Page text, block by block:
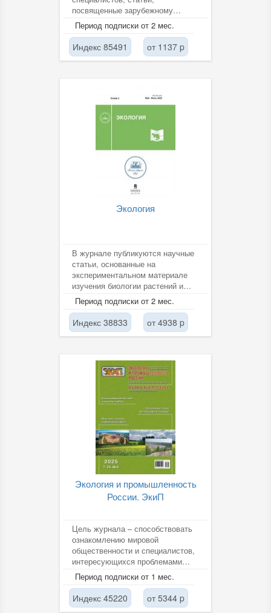
посвященные зарубежному
опыту. Рассматриваются
проблемы правового...
Период подписки от 2 мес.
Индекс 85491 от 1137 p
Экология
В журнале публикуются научные
статьи, основанные на
экспериментальном материале
изучения биологии растений и
животных, сохранения и
восстановления...
Период подписки от 2 мес.
Индекс 38833 от 4938 p
Экология и промышленность
России. ЭкиП
Цель журнала – способствовать
ознакомлению мировой
общественности и специалистов,
интересующихся проблемами
защиты окружающей среды, с
новейшими...
Период подписки от 1 мес.
Индекс 45220 от 5344 p